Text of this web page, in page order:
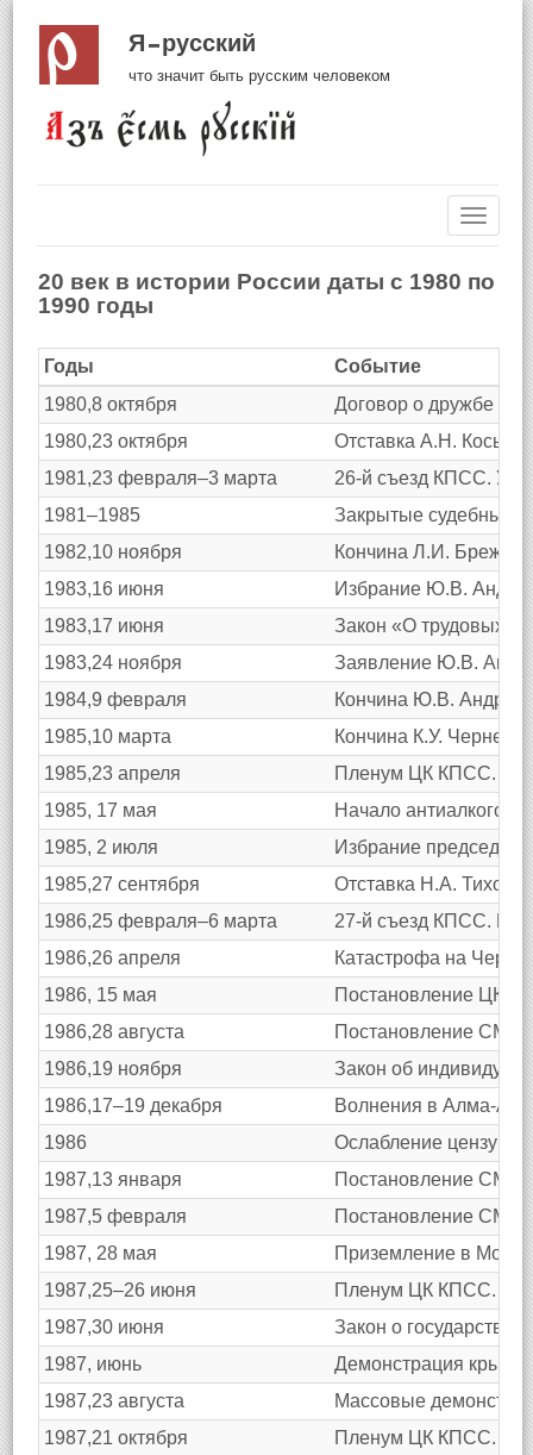
Я русский
что значит быть русским человеком
20 век в истории России даты с 1980 по
1990 годы
Годы
Событие
1980,8 октября
Договор о дружбе и
1980,23 октября
Отставка А.Н.
1981,23 февраля–3 марта
26-й съезд КПСС.
1981–1985
Закрытые судебные
1982,10 ноября
Кончина Л.И.
1983,16 июня
Избрание Ю.В.
1983,17 июня
Закон «О трудовых
1983,24 ноября
Заявление Ю.В.
1984,9 февраля
Кончина Ю.В.
1985,10 марта
Кончина К.У.
1985,23 апреля
Пленум ЦК КПСС.
1985, 17 мая
Начало
1985, 2 июля
Избрание
1985,27 сентября
Отставка Н.А.
1986,25 февраля–6 марта
27-й съезд КПСС.
1986,26 апреля
Катастрофа на
1986, 15 мая
Постановление ЦК
1986,28 августа
Постановление СМ
1986,19 ноября
Закон об
1986,17–19 декабря
Волнения в Алма-Ате,
1986
Ослабление
1987,13 января
Постановление СМ
1987,5 февраля
Постановление СМ
1987, 28 мая
Приземление в
1987,25–26 июня
Пленум ЦК КПСС.
1987,30 июня
Закон о
1987, июнь
Демонстрация
1987,23 августа
Массовые
1987,21 октября
Пленум ЦК КПСС.